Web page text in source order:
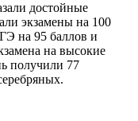
достойные
экзамены на 100
на 95 баллов и
на высокие
получили 77